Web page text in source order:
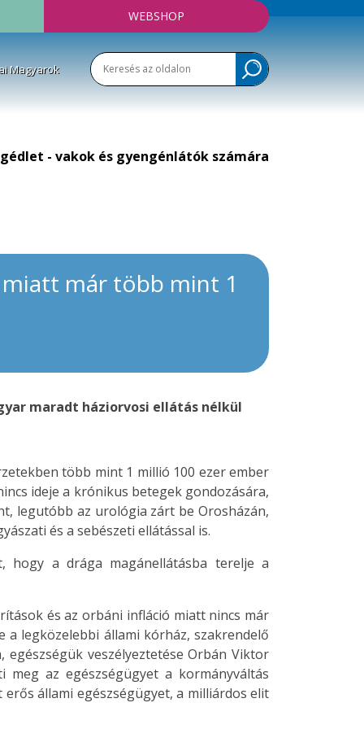
WEBSHOP
Magyarok
- vakok és gyengénlátók számára
már több mint 1
maradt háziorvosi ellátás nélkül
több mint 1 millió 100 ezer ember
ideje a krónikus betegek gondozására,
legutóbb az urológia zárt be Orosházán,
és a sebészeti ellátással is.
hogy a drága magánellátásba terelje a
és az orbáni infláció miatt nincs már
legközelebbi állami kórház, szakrendelő
veszélyeztetése Orbán Viktor
meg az egészségügyet a kormányváltás
állami egészségügyet, a milliárdos elit